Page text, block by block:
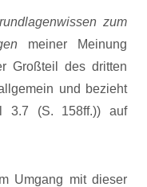
zum
meiner Meinung
Großteil des dritten
und bezieht
3.7 (S. 158ff.)) auf
Umgang mit dieser